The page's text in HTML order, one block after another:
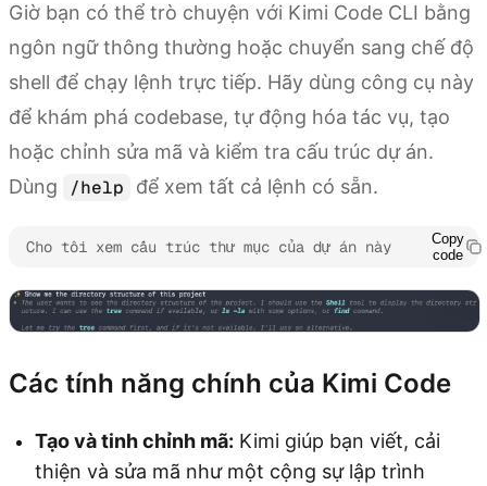
Giờ bạn có thể trò chuyện với Kimi Code CLI bằng
ngôn ngữ thông thường hoặc chuyển sang chế độ
shell để chạy lệnh trực tiếp. Hãy dùng công cụ này
để khám phá codebase, tự động hóa tác vụ, tạo
hoặc chỉnh sửa mã và kiểm tra cấu trúc dự án.
Dùng
/help để xem tất cả lệnh có sẵn.
Cho tôi xem cấu trúc thư mục của dự án này
Copy
code
Các tính năng chính của Kimi Code
Tạo và tinh chỉnh mã: Kimi giúp bạn viết, cải
thiện và sửa mã như một cộng sự lập trình